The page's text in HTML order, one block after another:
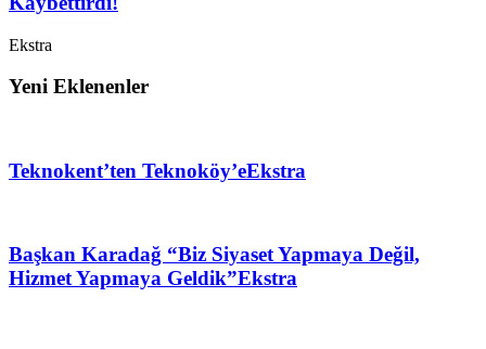
Ekstra
Yeni Eklenenler
Teknokent’ten Teknoköy’eEkstra
Başkan Karadağ “Biz Siyaset Yapmaya Değil,
Hizmet Yapmaya Geldik”Ekstra